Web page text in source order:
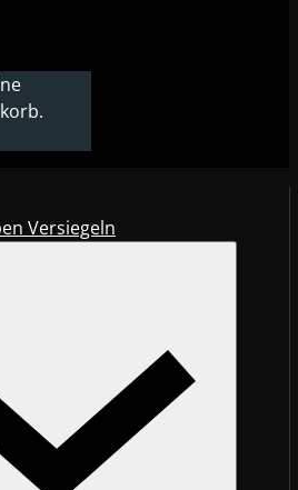
Versiegeln